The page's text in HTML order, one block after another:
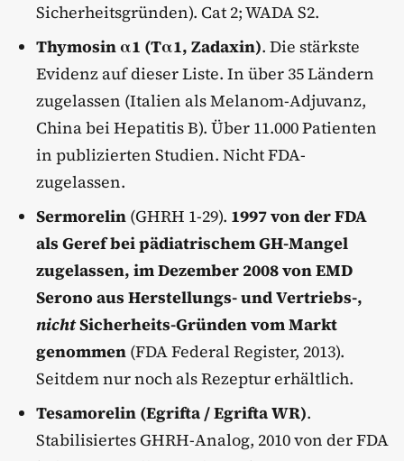
Sicherheitsgründen). Cat 2; WADA S2.
Thymosin α1 (Tα1, Zadaxin). Die stärkste
Evidenz auf dieser Liste. In über 35 Ländern
zugelassen (Italien als Melanom-Adjuvanz,
China bei Hepatitis B). Über 11.000 Patienten
in publizierten Studien. Nicht FDA-
zugelassen.
Sermorelin (GHRH 1-29). 1997 von der FDA
als Geref bei pädiatrischem GH-Mangel
zugelassen, im Dezember 2008 von EMD
Serono aus Herstellungs- und Vertriebs-,
nichtSicherheits-Gründen vom Markt
genommen (FDA Federal Register, 2013).
Seitdem nur noch als Rezeptur erhältlich.
Tesamorelin (Egrifta / Egrifta WR).
Stabilisiertes GHRH-Analog, 2010 von der FDA